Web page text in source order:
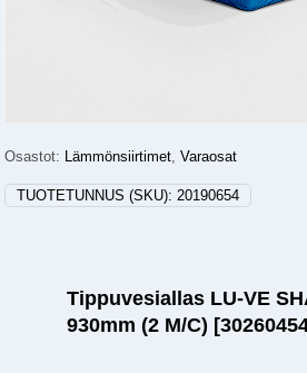
Osastot: Lämmönsiirtimet,Varaosat
TUOTETUNNUS (SKU):20190654
Tippuvesiallas LU-VE
930mm (2 M/C)